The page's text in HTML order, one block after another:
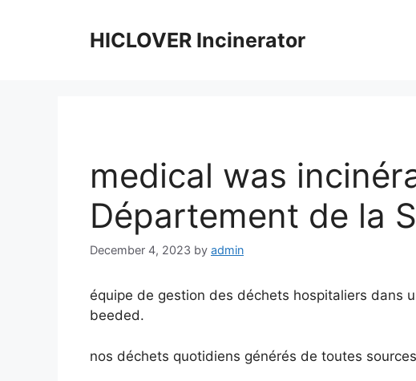
HICLOVER Incinerator
medical was
Département de la
December 4, 2023 by admin
équipe de gestion des déchets hospitaliers dans
beeded.
nos déchets quotidiens générés de toutes